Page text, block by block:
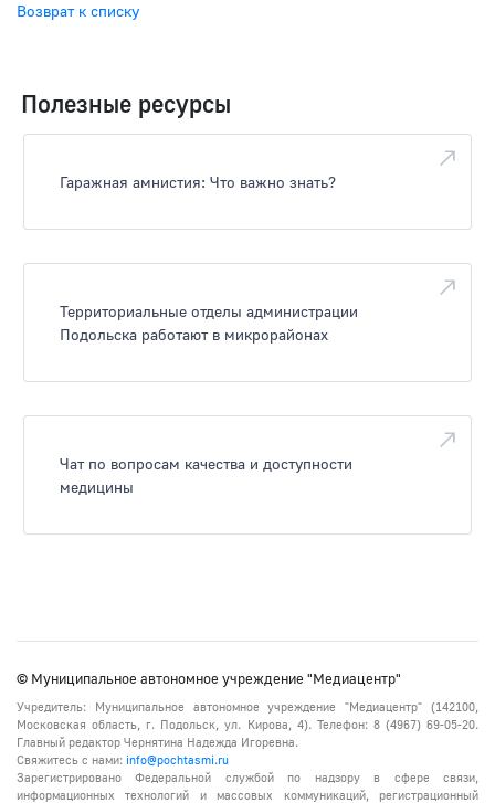
Возврат к списку
Полезные ресурсы
Гаражная амнистия: Что важно знать?
Территориальные отделы администрации
Подольска работают в микрорайонах
Чат по вопросам качества и доступности
медицины
© Муниципальное автономное учреждение "Медиацентр"
Учредитель: Муниципальное автономное учреждение "Медиацентр" (142100,
Московская область, г. Подольск, ул. Кирова, 4). Телефон: 8 (4967) 69-05-20.
Главный редактор Чернятина Надежда Игоревна.
Свяжитесь с нами: info@pochtasmi.ru
Зарегистрировано Федеральной службой по надзору в сфере связи,
информационных технологий и массовых коммуникаций, регистрационный